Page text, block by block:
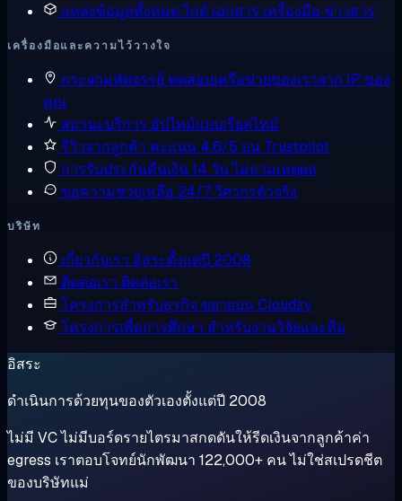
แหล่งข้อมูลทั้งหมดไกด์ เอกสาร เครื่องมือ ข่าวสาร
เครื่องมือและความไว้วางใจ
กระจกมหัศจรรย์ ทดสอบเครือข่ายของเราจาก IP ของ
คุณ
สถานะบริการ อัปไทม์แบบเรียลไทม์
รีวิวจากลูกค้า คะแนน 4.6/5 บน Trustpilot
การรับประกันคืนเงิน14 วัน ไม่ถามเหตุผล
ขอความช่วยเหลือ 24/7 วิศวกรตัวจริง
บริษัท
เกี่ยวกับเรา อิสระตั้งแต่ปี 2008
ติดต่อเรา ติดต่อเรา
โครงการสำหรับธุรกิจ ขยายบน Cloudzy
โครงการเพื่อการศึกษา สำหรับงานวิจัยและทีม
อิสระ
ดำเนินการด้วยทุนของตัวเองตั้งแต่ปี 2008
ไม่มี VC ไม่มีบอร์ดรายไตรมาสกดดันให้รีดเงินจากลูกค้าค่า
egress เราตอบโจทย์นักพัฒนา 122,000+ คน ไม่ใช่สเปรดชีต
ของบริษัทแม่